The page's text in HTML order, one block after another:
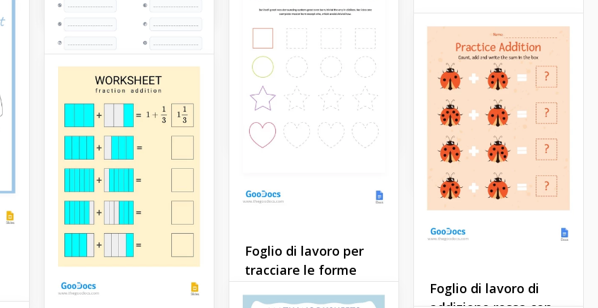
perfetto per i genitori e i
loro bambini! Aiuta i tuoi
figli a imparare come
scrivere correttamente la
lettera R con un minimo
sforzo!
Modello di scheda di
Foglio di lavoro per
tracciare le forme
Se vuoi mostrare ai
degli esercizi che possono
aiutare tuo figlio a
imparare a riconoscere le
diverse forme. In questa
immagine, puoi vedere le
forme di pomodoro, fragola
e mela.
Google Slides
Foglio di lavoro di